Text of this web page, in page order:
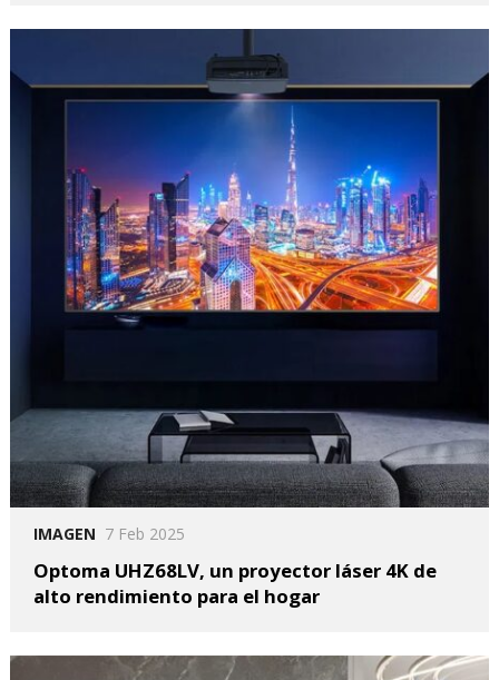
IMAGEN 7 Feb 2025
Optoma UHZ68LV, un proyector láser 4K de
alto rendimiento para el hogar